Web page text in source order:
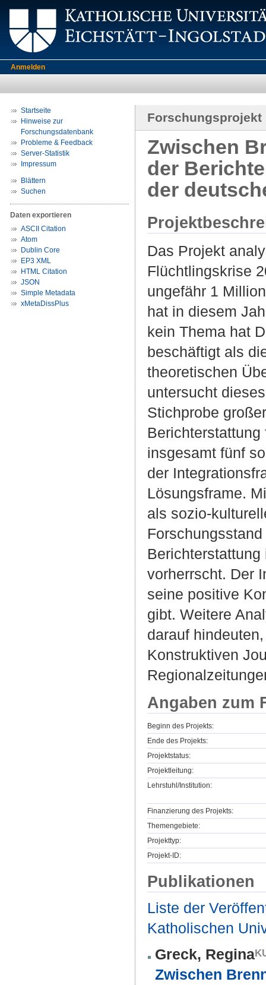
Anmelden
Startseite
Hinweise zur
Forschungsdatenbank
Probleme & Feedback
Server-Statistik
Impressum
Blättern
Suchen
Daten exportieren
ASCII Citation
Atom
Dublin Core
EP3 XML
HTML Citation
JSON
Simple Metadata
xMetaDissPlus
Forschungsprojekt
Zwischen
der
der
Das Projekt
Flüchtlingskrise
ungefähr 1
hat in diesem
kein Thema hat
beschäftigt als
theoretischen
untersucht
Stichprobe
insgesamt fünf
der
Lösungsframe.
als sozio-
vorherrscht. Der
seine positive
gibt. Weitere
darauf
Konstruktiven
Angaben zum
Beginn des Projekts:
Ende des Projekts:
Projektstatus:
Projektleitung:
Lehrstuhl/Institution:
Finanzierung des Projekts:
Themengebiete:
Projekttyp:
Projekt-ID:
Publikationen
Liste der
Katholischen
Greck, Regina
Zwischen